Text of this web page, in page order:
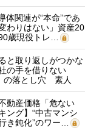
体関連が“本命”であ
わりはない」資産20
歳現役トレ…
と取り返しがつかな
の手を借りない
の落とし穴 素人
動産価格「危ない
ング】“中古マンシ
き鈍化”のワー…